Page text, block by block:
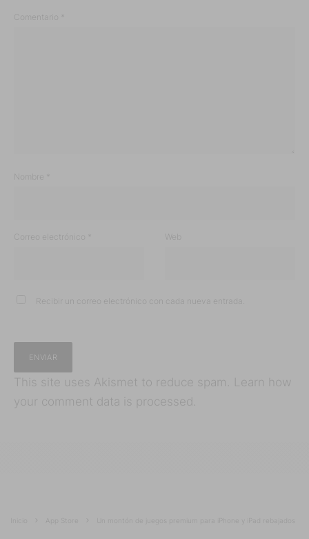
Comentario
Nombre
Correo electrónico Web
Recibir un correo electrónico con cada nueva entrada.
This site uses Akismet to reduce spam.
Learn how
your comment data is processed.
App Store Un montón de juegos premium para iPhone y iPad rebajados